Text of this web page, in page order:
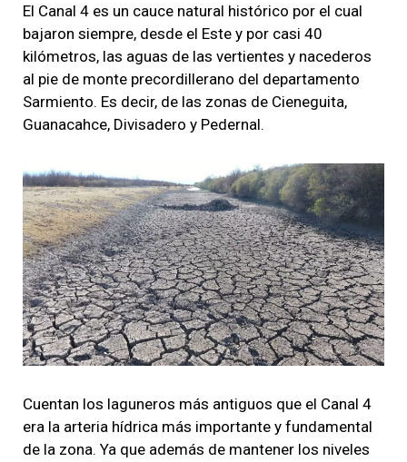
El Canal 4 es un cauce natural histórico por el cual
bajaron siempre, desde el Este y por casi 40
kilómetros, las aguas de las vertientes y nacederos
al pie de monte precordillerano del departamento
Sarmiento. Es decir, de las zonas de Cieneguita,
Guanacahce, Divisadero y Pedernal.
Cuentan los laguneros más antiguos que el Canal 4
era la arteria hídrica más importante y fundamental
de la zona. Ya que además de mantener los niveles